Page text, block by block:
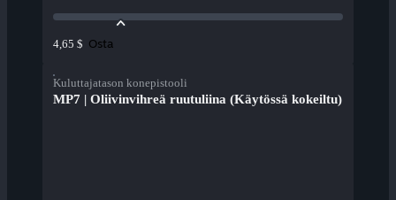
4,65 $ Osta
Kuluttajatason konepistooli
MP7 | Oliivinvihreä ruutuliina (Käytössä kokeiltu)